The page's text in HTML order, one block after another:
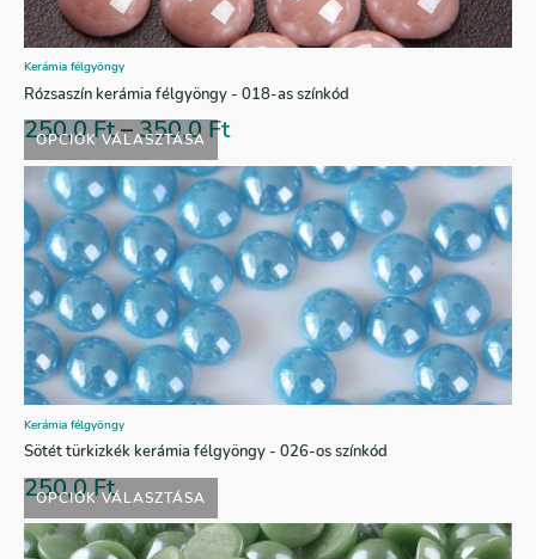
OPCIÓK VÁLASZTÁSA
Kerámia félgyöngy
Rózsaszín kerámia félgyöngy - 018-as színkód
250,0Ft–350,0Ft
OPCIÓK VÁLASZTÁSA
Kerámia félgyöngy
Sötét türkizkék kerámia félgyöngy - 026-os színkód
250,0Ft